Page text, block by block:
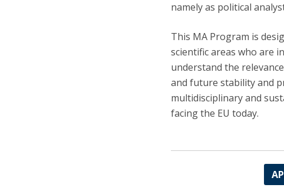
namely as political
This MA Program is
scientific areas who are
understand the
and future stability and
multidisciplinary and
facing the EU today.